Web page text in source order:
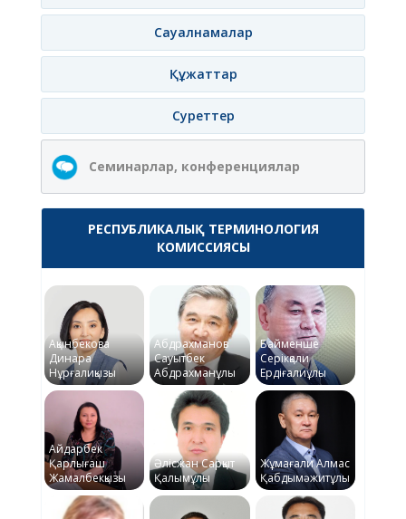
Сауалнамалар
Құжаттар
Суреттер
Семинарлар, конференциялар
РЕСПУБЛИКАЛЫҚ ТЕРМИНОЛОГИЯ
КОМИССИЯСЫ
Ақынбекова
Динара
Нұрғалиқызы
Абдрахманов
Сауытбек
Абдрахманұлы
Байменше
Серікқали
Ердіғалиұлы
Айдарбек
Қарлығаш
Жамалбекқызы
Әлісжан Сарқыт
Қалымұлы
Жұмағали Алмас
Қабдымәжитұлы